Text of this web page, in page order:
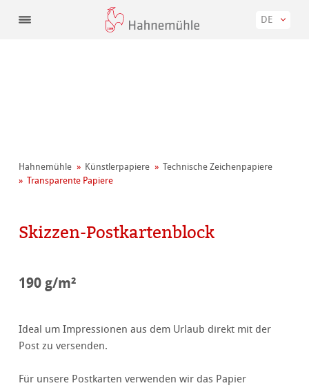
DE
Hahnemühle Künstler­papiere
Technische Zeichenpapiere
Transparente Papiere
Skizzen-Postkartenblock
190 g/m²
Ideal um Impressionen aus dem Urlaub direkt mit der
Post zu versenden.
Für unsere Postkarten verwenden wir das Papier